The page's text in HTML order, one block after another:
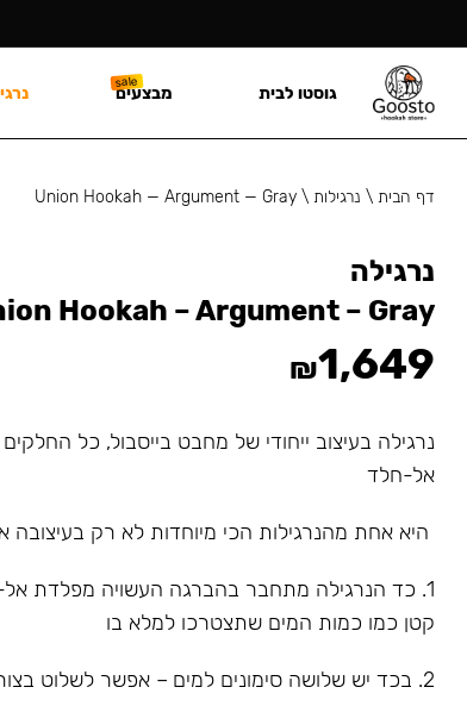
דף הבית\ נרגילות\
Union Hookah — Argument — Gray
נרגילה
Hookah – Argument – Gray
₪1,649
נרגילה בעיצוב ייחודי של מחבט בייסבול, כל
אל-חלד
היא אחת מהנרגילות הכי מיוחדות לא רק בעיצובה
1. כד הנרגילה מתחבר בהברגה העשויה מפלדת אל-
קטן כמו כמות המים שתצטרכו למלא בו
2. בכד יש שלושה סימונים למים – אפשר לשלוט בצורת הסחיבה
גוסטו לבית מבצעים